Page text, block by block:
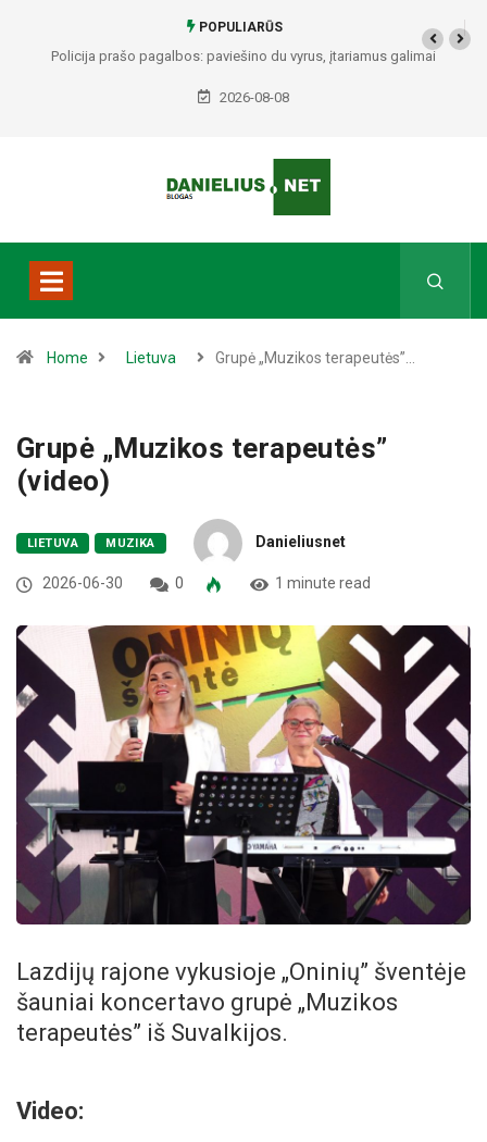
POPULIARŪS
Policija prašo pagalbos: paviešino du vyrus, įtariamus galimai
padariusius vagystes Alytuje ir Dauguose
2026-08-08
Home Lietuva Grupė „Muzikos terapeutės”…
Grupė „Muzikos terapeutės”
(video)
LIETUVA MUZIKA Danieliusnet
2026-06-30 0 1 minute read
Lazdijų rajone vykusioje „Oninių” šventėje
šauniai koncertavo grupė „Muzikos
terapeutės” iš Suvalkijos.
Video: